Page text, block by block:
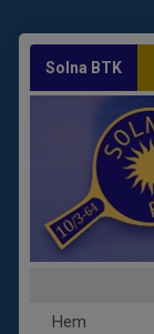
Solna BTK
Hem